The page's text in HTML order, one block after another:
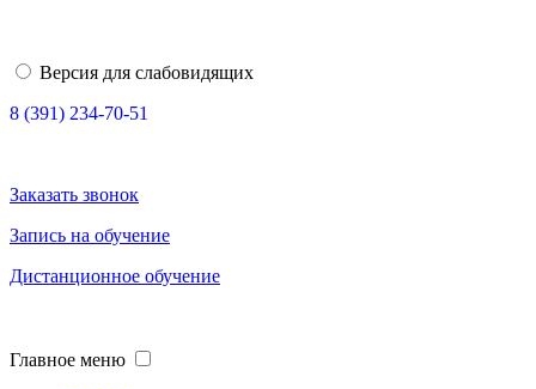
Версия для слабовидящих
8 (391) 234-70-51
Заказать звонок
Запись на обучение
Дистанционное обучение
Главное меню